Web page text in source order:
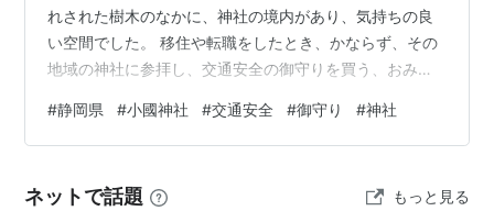
れされた樹木のなかに、神社の境内があり、気持ちの良
い空間でした。 移住や転職をしたとき、かならず、その
地域の神社に参拝し、交通安全の御守りを買う、おみく
た。よい運気がある、という気がします。 小國神社 小國
神社だいこくさま 小國神社交通安全御守り 小國神社おみ
屋で、山菜そばを頂きました。 山菜そば 遠江国一宮 小
#静岡県 #小國神社 #交通安全 #御守り #神社
ネットで話題 もっと見る